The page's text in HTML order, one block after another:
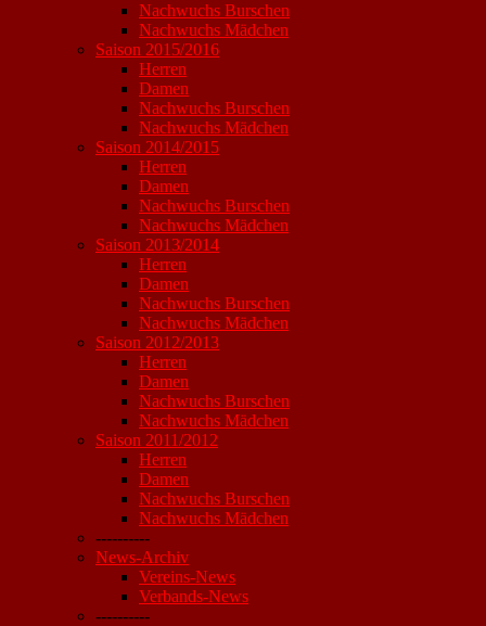
Nachwuchs Burschen
Nachwuchs Mädchen
Saison 2015/2016
Herren
Damen
Nachwuchs Burschen
Nachwuchs Mädchen
Saison 2014/2015
Herren
Damen
Nachwuchs Burschen
Nachwuchs Mädchen
Saison 2013/2014
Herren
Damen
Nachwuchs Burschen
Nachwuchs Mädchen
Saison 2012/2013
Herren
Damen
Nachwuchs Burschen
Nachwuchs Mädchen
Saison 2011/2012
Herren
Damen
Nachwuchs Burschen
Nachwuchs Mädchen
----------
News-Archiv
Vereins-News
Verbands-News
----------